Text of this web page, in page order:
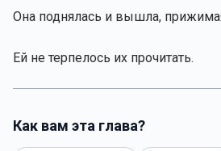
Она поднялась и вышла,
Ей не терпелось их прочитать.
Как вам эта глава?